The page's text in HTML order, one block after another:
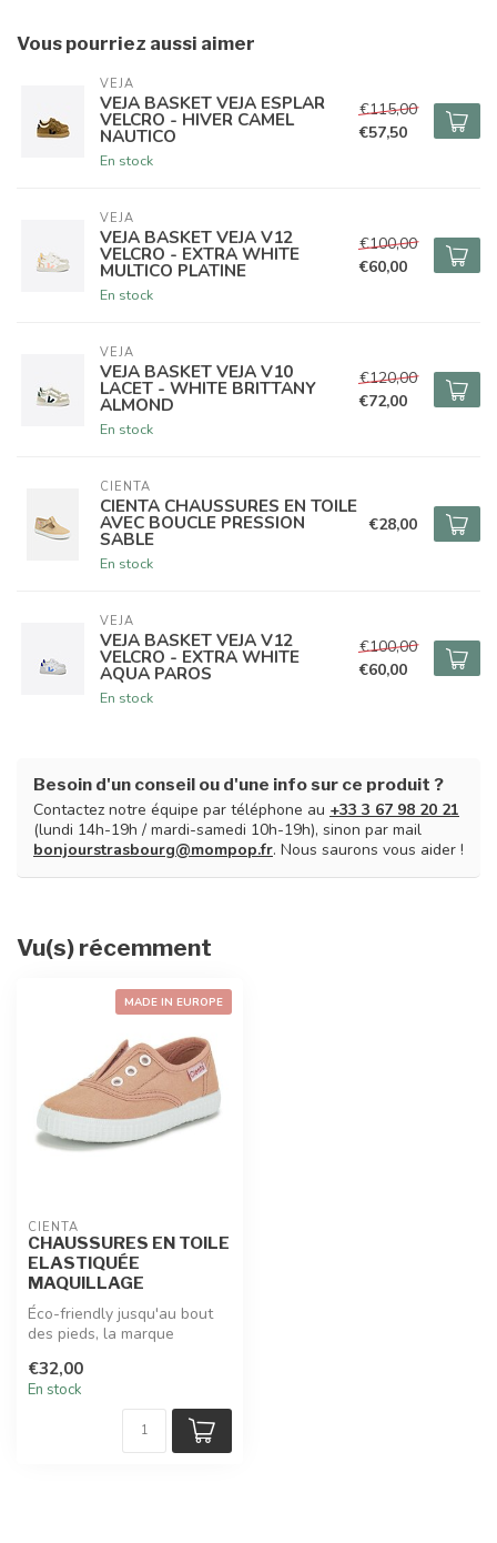
Vous pourriez aussi aimer
VEJA
VEJA BASKET VEJA ESPLAR
VELCRO - HIVER CAMEL
NAUTICO
En stock
€115,00
€57,50
VEJA
VEJA BASKET VEJA V12
VELCRO - EXTRA WHITE
MULTICO PLATINE
En stock
€100,00
€60,00
VEJA
VEJA BASKET VEJA V10
LACET - WHITE BRITTANY
ALMOND
En stock
€120,00
€72,00
CIENTA
CIENTA CHAUSSURES EN TOILE
AVEC BOUCLE PRESSION
SABLE
En stock
€28,00
VEJA
VEJA BASKET VEJA V12
VELCRO - EXTRA WHITE
AQUA PAROS
En stock
€100,00
€60,00
Besoin d'un conseil ou d'une info sur ce produit ?
Contactez notre équipe par téléphone au +33 3 67 98 20 21
(lundi 14h-19h / mardi-samedi 10h-19h), sinon par mail
bonjourstrasbourg@mompop.fr. Nous saurons vous aider !
Vu(s) récemment
MADE IN EUROPE
CIENTA
CHAUSSURES EN TOILE
ELASTIQUÉE
MAQUILLAGE
Éco-friendly jusqu'au bout
des pieds, la marque
des mat...
€32,00
En stock